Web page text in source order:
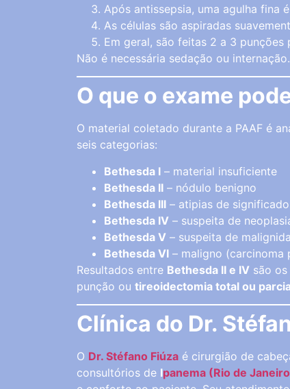
Após antissepsia, uma agulha fina
As células são aspiradas
Em geral, são feitas 2 a 3
Não é necessária sedação ou
O que o exame
O material coletado durante a PAAF é
seis categorias:
Bethesda I – material insuficiente
Bethesda II – nódulo benigno
Bethesda III – atipias de
Bethesda IV – suspeita de
Bethesda V – suspeita de
Bethesda VI – maligno (carcinoma
Resultados entre Bethesda II e IV são
punção ou tireoidectomia total ou
Clínica do Dr.
O Dr. Stéfano Fiúza é cirurgião de
consultórios de Ipanema (Rio de